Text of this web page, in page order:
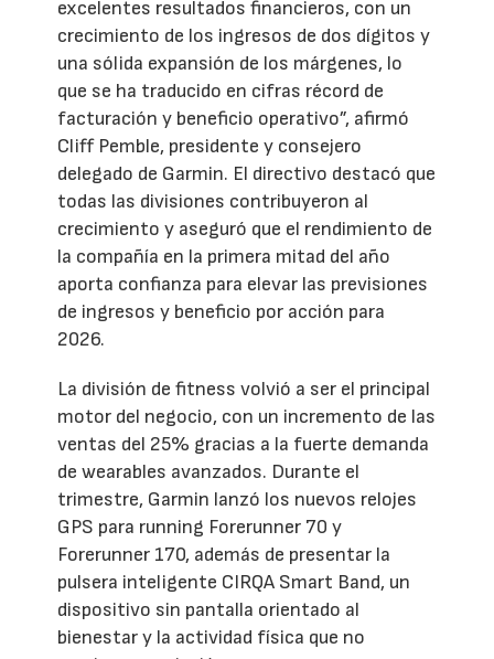
excelentes resultados financieros, con un
crecimiento de los ingresos de dos dígitos y
una sólida expansión de los márgenes, lo
que se ha traducido en cifras récord de
facturación y beneficio operativo”, afirmó
Cliff Pemble, presidente y consejero
delegado de Garmin. El directivo destacó que
todas las divisiones contribuyeron al
crecimiento y aseguró que el rendimiento de
la compañía en la primera mitad del año
aporta confianza para elevar las previsiones
de ingresos y beneficio por acción para
2026.
La división de fitness volvió a ser el principal
motor del negocio, con un incremento de las
ventas del 25% gracias a la fuerte demanda
de wearables avanzados. Durante el
trimestre, Garmin lanzó los nuevos relojes
GPS para running Forerunner 70 y
Forerunner 170, además de presentar la
pulsera inteligente CIRQA Smart Band, un
dispositivo sin pantalla orientado al
bienestar y la actividad física que no